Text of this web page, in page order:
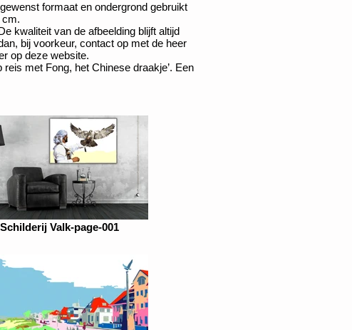
formaat en ondergrond gebruikt
cm.
kwaliteit van de afbeelding blijft altijd
bij voorkeur, contact op met de heer
op deze website.
met Fong, het Chinese draakje’. Een
Schilderij Valk-page-001